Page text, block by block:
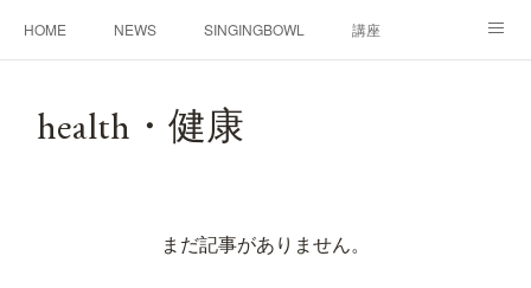
HOME NEWS SINGINGBOWL 講座
health・健康
まだ記事がありません。